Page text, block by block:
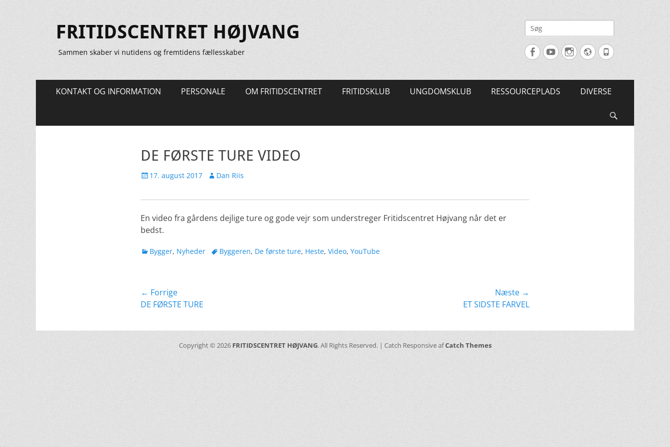
FRITIDSCENTRET HØJVANG
Sammen skaber vi nutidens og fremtidens fællesskaber
Søg
efter:
FacebookYouTubeInstagram
Website
Tlf.
Primær
KONTAKT OG INFORMATION PERSONALE OM FRITIDSCENTRET FRITIDSKLUB UNGDOMSKLUB RESSOURCEPLADS DIVERSE
DE FØRSTE TURE VIDEO
Udgivet
17. august 2017 Forfatter
Dan Riis
En video fra gårdens dejlige ture og gode vejr som understreger Fritidscentret Højvang når det er
bedst.
kategorier
Bygger, Nyheder TagsByggeren, De første ture, Heste, Video, YouTube
Indlægsnavigation
← Forrige
Forrige
DE FØRSTE TURE
Næste →
ET SIDSTE FARVEL
Copyright © 2026 FRITIDSCENTRET HØJVANG. All Rights Reserved. | Catch Responsive afCatch Themes